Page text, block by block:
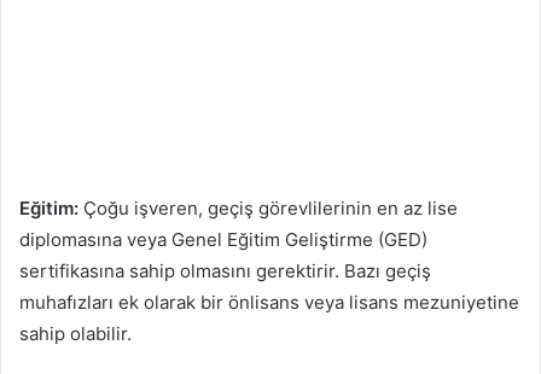
Eğitim: Çoğu işveren, geçiş görevlilerinin en az lise
diplomasına veya Genel Eğitim Geliştirme (GED)
sertifikasına sahip olmasını gerektirir. Bazı geçiş
muhafızları ek olarak bir önlisans veya lisans mezuniyetine
sahip olabilir.